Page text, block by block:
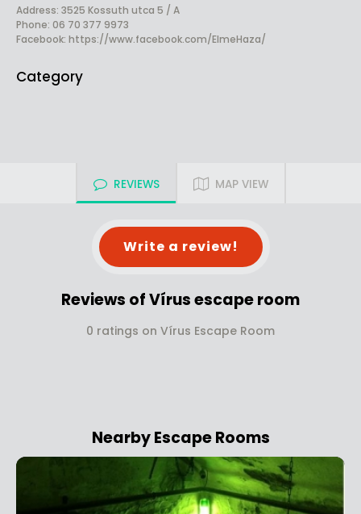
Address: 3525 Kossuth utca 5 / A
Phone: 06 70 377 9973
Facebook: https://www.facebook.com/ElmeHaza/
Category
REVIEWS MAP VIEW
Write a review!
Reviews of Vírus escape room
0 ratings on Vírus Escape Room
Nearby Escape Rooms